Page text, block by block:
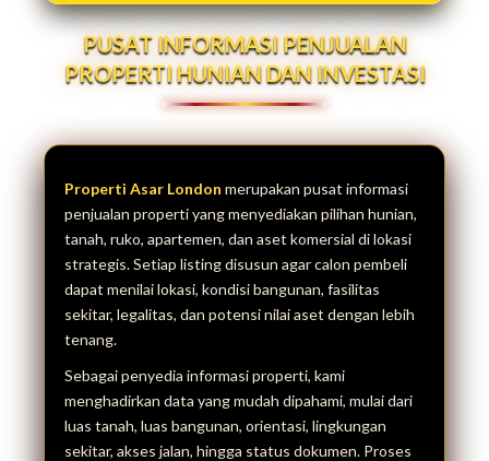
PUSAT INFORMASI PENJUALAN
PROPERTI HUNIAN DAN INVESTASI
Properti Asar London merupakan pusat informasi
penjualan properti yang menyediakan pilihan hunian,
tanah, ruko, apartemen, dan aset komersial di lokasi
strategis. Setiap listing disusun agar calon pembeli
dapat menilai lokasi, kondisi bangunan, fasilitas
sekitar, legalitas, dan potensi nilai aset dengan lebih
tenang.
Sebagai penyedia informasi properti, kami
menghadirkan data yang mudah dipahami, mulai dari
luas tanah, luas bangunan, orientasi, lingkungan
sekitar, akses jalan, hingga status dokumen. Proses